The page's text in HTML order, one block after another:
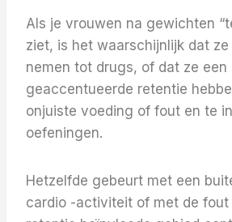
Als je vrouwen na gewichten
ziet, is het waarschijnlijk dat
nemen tot drugs, of dat ze een
geaccentueerde retentie
onjuiste voeding of fout en te
oefeningen.
Hetzelfde gebeurt met een
cardio -activiteit of met de fout